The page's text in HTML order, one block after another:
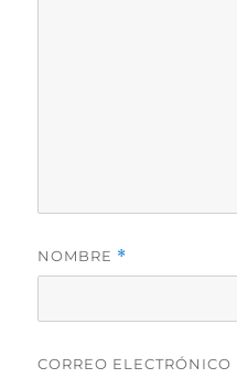
NOMBRE *
CORREO ELECTRÓNICO